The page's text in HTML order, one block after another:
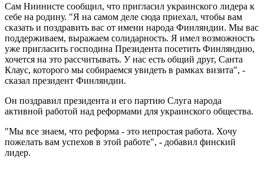
Сам Ниинисте сообщил, что пригласил украинского лидера к
себе на родину. "Я на самом деле сюда приехал, чтобы вам
сказать и поздравить вас от имени народа Финляндии. Мы вас
поддерживаем, выражаем солидарность. Я имел возможность
уже пригласить господина Президента посетить Финляндию,
хочется на это рассчитывать. У нас есть общий друг, Санта
Клаус, которого мы собираемся увидеть в рамках визита", -
сказал президент Финляндии.
Он поздравил президента и его партию Слуга народа
активной работой над реформами для украинского общества.
"Мы все знаем, что реформа - это непростая работа. Хочу
пожелать вам успехов в этой работе", - добавил финский
лидер.